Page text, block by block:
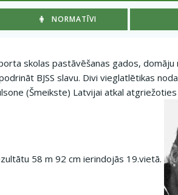
NORMATĪVI
skolas pastāvēšanas gados,
BJSS slavu. Divi vieglatlētikas
(Šmeikste) Latvijai atkal
58 m 92 cm ierindojās 19.vietā.